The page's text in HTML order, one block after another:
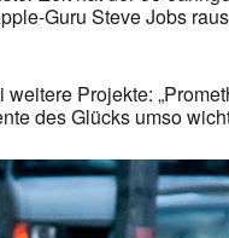
Guru Steve Jobs
Projekte:
des Glücks umso